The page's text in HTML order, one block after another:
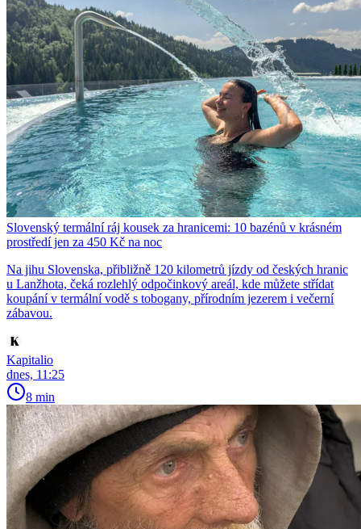
Slovenský termální ráj kousek za hranicemi: 10 bazénů v krásném
prostředí jen za 450 Kč na noc
Na jihu Slovenska, přibližně 120 kilometrů jízdy od českých hranic
u Lanžhota, čeká rozlehlý odpočinkový areál, kde můžete střídat
koupání v termální vodě s tobogany, přírodním jezerem i večerní
zábavou.
Kapitalio
dnes, 11:25
8 min